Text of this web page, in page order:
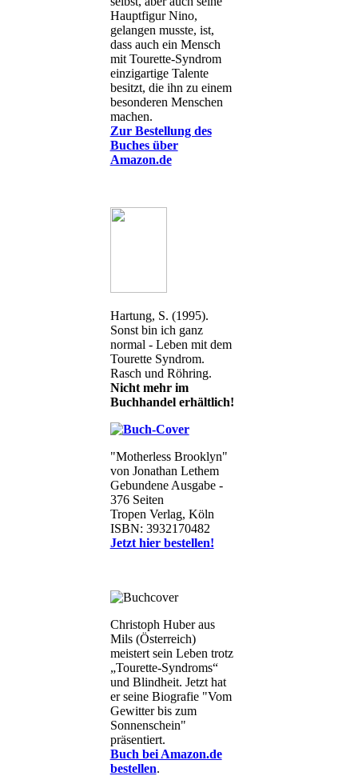
Hauptfigur Nino,
gelangen musste, ist,
dass auch ein Mensch
mit Tourette-Syndrom
einzigartige Talente
besitzt, die ihn zu einem
besonderen Menschen
machen.
Zur Bestellung des
Buches über
Amazon.de
Hartung, S. (1995).
Sonst bin ich ganz
normal - Leben mit dem
Tourette Syndrom.
Rasch und Röhring.
Nicht mehr im
Buchhandel erhältlich!
"Motherless Brooklyn"
von Jonathan Lethem
Gebundene Ausgabe -
376 Seiten
Tropen Verlag, Köln
ISBN: 3932170482
Jetzt hier bestellen!
Christoph Huber aus
Mils (Österreich)
meistert sein Leben trotz
„Tourette-Syndroms“
und Blindheit. Jetzt hat
er seine Biografie "Vom
Gewitter bis zum
Sonnenschein"
präsentiert.
Buch bei Amazon.de
bestellen.